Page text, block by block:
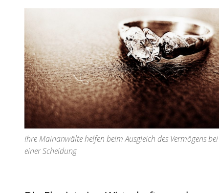
Ihre Mainanwälte helfen beim Ausgleich des Vermögens bei
einer Scheidung